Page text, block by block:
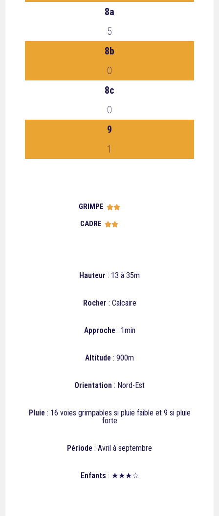
8a
5
8b
0
8c
0
9
1
GRIMPE 
CADRE 
Hauteur : 13 à 35m
Rocher : Calcaire
Approche : 1min
Altitude : 900m
Orientation : Nord-Est
Pluie : 16 voies grimpables si pluie faible et 9 si pluie
forte
Période : Avril à septembre
Enfants : ★★★☆